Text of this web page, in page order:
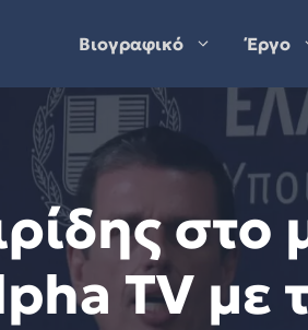
Βιογραφικό Έργο
στο
TV με